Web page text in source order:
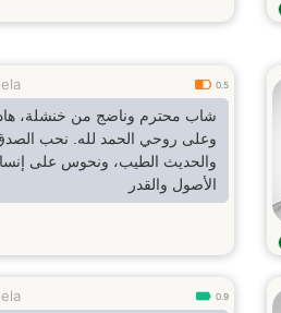
0.5
شاب محترم وناضج من خنشلة،
وعلى روحي الحمد لله. نحب
والحديث الطيب، ونحوس على
الأصول والقدر
0.9